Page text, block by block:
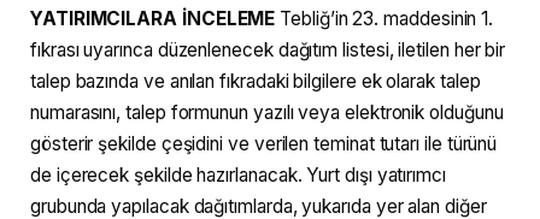
YATIRIMCILARA İNCELEME Tebliğ’in 23. maddesinin 1.
fıkrası uyarınca düzenlenecek dağıtım listesi, iletilen her bir
talep bazında ve anılan fıkradaki bilgilere ek olarak talep
numarasını, talep formunun yazılı veya elektronik olduğunu
gösterir şekilde çeşidini ve verilen teminat tutarı ile türünü
de içerecek şekilde hazırlanacak. Yurt dışı yatırımcı
grubunda yapılacak dağıtımlarda, yukarıda yer alan diğer